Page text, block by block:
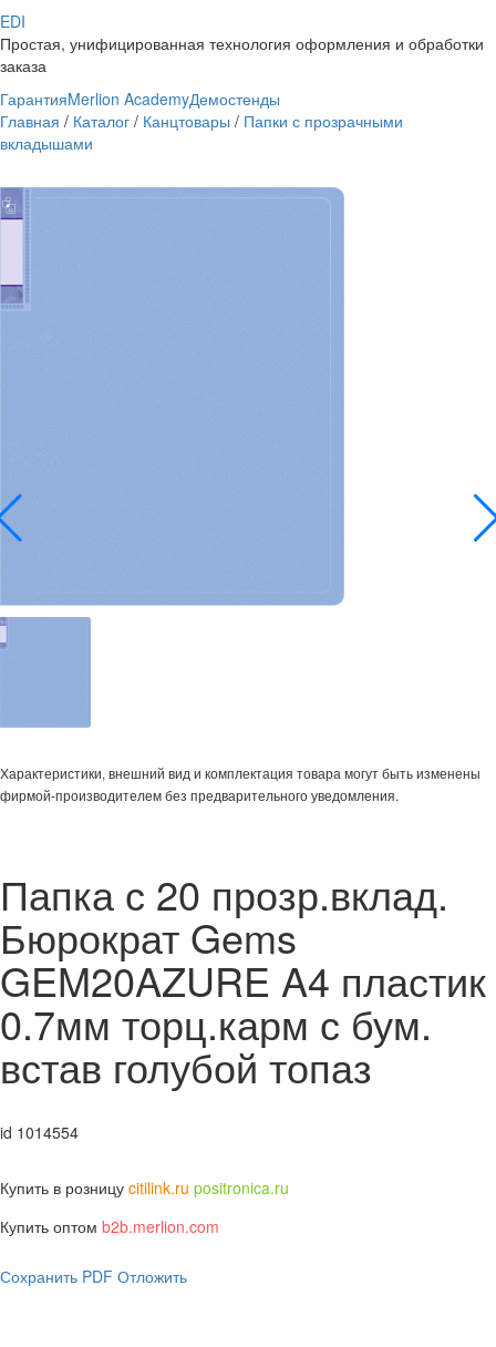
EDI
Простая, унифицированная технология оформления и обработки
заказа
ГарантияMerlion AcademyДемостенды
Главная / Каталог / Канцтовары / Папки с прозрачными
вкладышами
Характеристики, внешний вид и комплектация товара могут быть изменены
фирмой-производителем без предварительного уведомления.
Папка с 20 прозр.вклад.
Бюрократ Gems
GEM20AZURE A4 пластик
0.7мм торц.карм с бум.
встав голубой топаз
id 1014554
Купить в розницу citilink.ru positronica.ru
Купить оптом b2b.merlion.com
Сохранить PDF Отложить